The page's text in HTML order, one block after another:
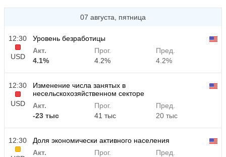
07 августа, пятница
12:30
USD
Уровень безработицы
Акт.
4.1%
Прог.
4.2%
Пред.
4.2%
12:30
USD
Изменение числа занятых в
несельскохозяйственном секторе
Акт.
-23 тыс
Прог.
41 тыс
Пред.
20 тыс
12:30
Доля экономически активного населения
Акт.
Прог.
Пред.